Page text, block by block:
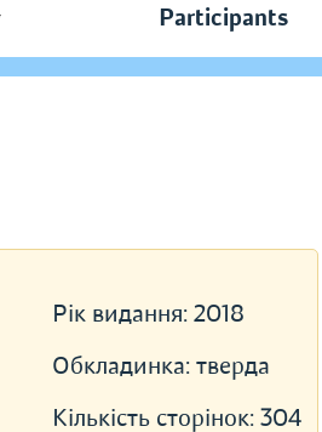
Participants
Рік видання: 2018
Обкладинка: тверда
Кількість сторінок: 304